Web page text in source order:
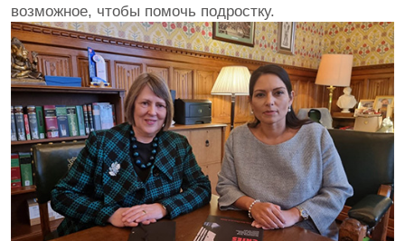
возможное, чтобы помочь подростку.